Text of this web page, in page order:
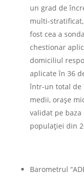
un grad de
multi-
fost cea a
chestionar
domiciliul
aplicate în 36
într-un total de
medii, orașe
validat pe baza
populației din
Barometrul